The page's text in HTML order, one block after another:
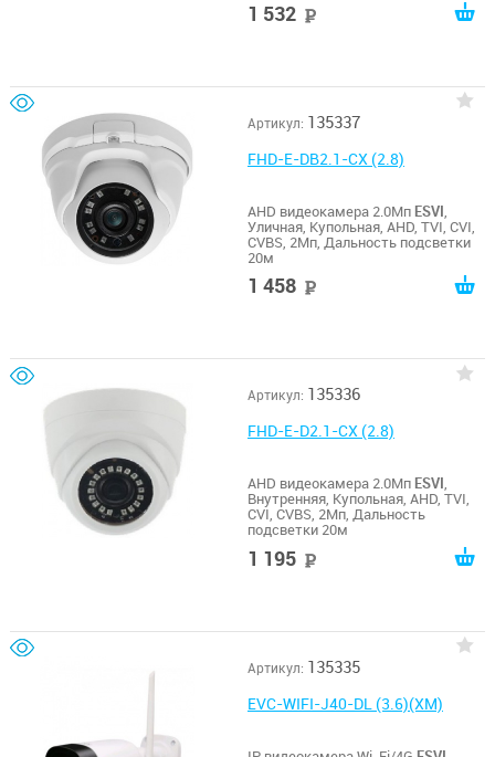
1 532
Артикул: 135337
FHD-E-DB2.1-CX (2.8)
AHD видеокамера 2.0Мп ESVI
Уличная, Купольная, AHD, TVI, CVI,
CVBS, 2Мп, Дальность подсветки
20м
1 458
Артикул: 135336
FHD-E-D2.1-CX (2.8)
AHD видеокамера 2.0Мп ESVI,
Внутренняя, Купольная, AHD, TVI,
CVI, CVBS, 2Мп, Дальность
подсветки 20м
1 195
Артикул: 135335
EVC-WIFI-J40-DL (3.6)(XM)